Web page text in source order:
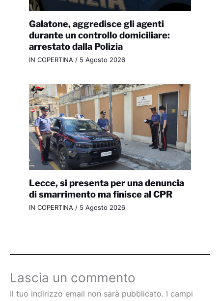
Galatone, aggredisce gli agenti
durante un controllo domiciliare:
arrestato dalla Polizia
IN COPERTINA / 5 Agosto 2026
Lecce, si presenta per una denuncia
di smarrimento ma finisce al CPR
IN COPERTINA / 5 Agosto 2026
Lascia un commento
Il tuo indirizzo email non sarà pubblicato. I campi